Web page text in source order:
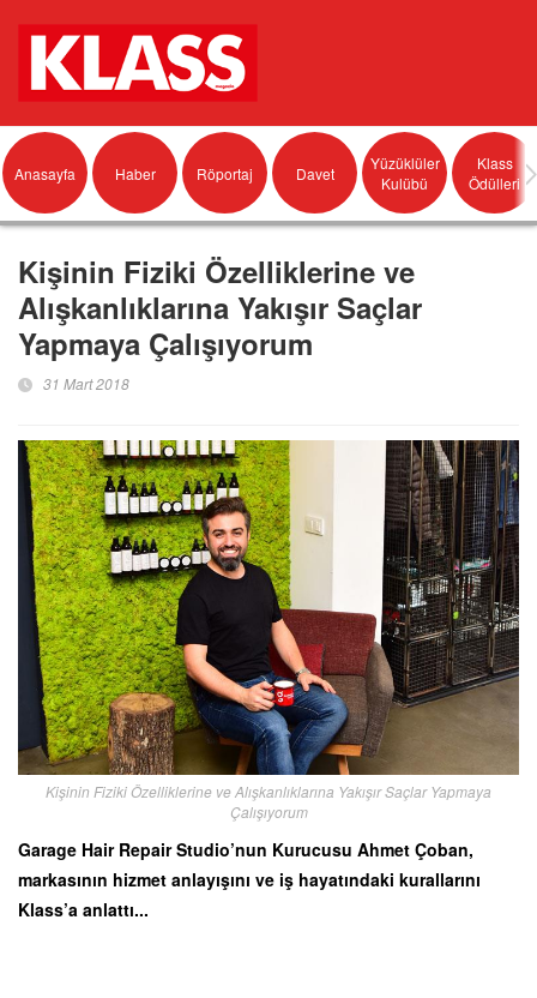
Anasayfa Haber Röportaj Davet
Yüzüklüler
Kulübü
Klass
Ödülleri
Kişinin Fiziki Özelliklerine ve
Alışkanlıklarına Yakışır Saçlar
Yapmaya Çalışıyorum
31 Mart 2018
Kişinin Fiziki Özelliklerine ve Alışkanlıklarına Yakışır Saçlar Yapmaya
Çalışıyorum
Garage Hair Repair Studio’nun Kurucusu Ahmet Çoban,
markasının hizmet anlayışını ve iş hayatındaki kurallarını
Klass’a anlattı...